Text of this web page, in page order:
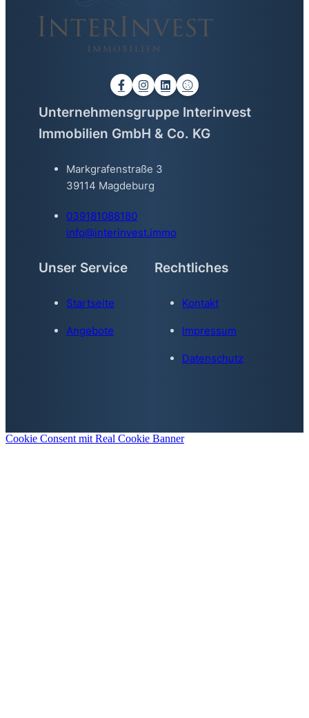
Unternehmensgruppe Interinvest
Immobilien GmbH & Co. KG
Markgrafenstraße 3
39114 Magdeburg
039181088180
info@interinvest.immo
Unser Service
Startseite
Angebote
Rechtliches
Kontakt
Impressum
Datenschutz
Cookie Consent mit Real Cookie Banner